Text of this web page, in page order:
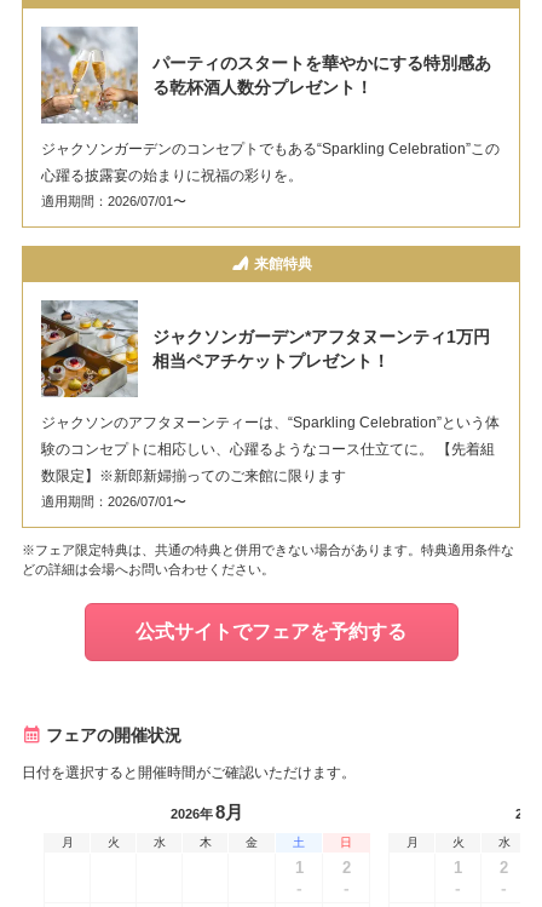
パーティのスタートを華やかにする特別感あ
る乾杯酒人数分プレゼント！
ジャクソンガーデンのコンセプトでもある“Sparkling Celebration”この
心躍る披露宴の始まりに祝福の彩りを。
適用期間：2026/07/01〜
来館特典
ジャクソンガーデン*アフタヌーンティ1万円
相当ペアチケットプレゼント！
ジャクソンのアフタヌーンティーは、“Sparkling Celebration”という体
験のコンセプトに相応しい、⼼躍るようなコース仕立てに。 【先着組
数限定】※新郎新婦揃ってのご来館に限ります
適用期間：2026/07/01〜
※フェア限定特典は、共通の特典と併用できない場合があります。特典適用条件な
どの詳細は会場へお問い合わせください。
公式サイトでフェアを予約する
フェアの開催状況
日付を選択すると開催時間がご確認いただけます。
2026年8月
月 火 水 木 金 土 日
1
-
2
-
月 火 水
1
-
2
-